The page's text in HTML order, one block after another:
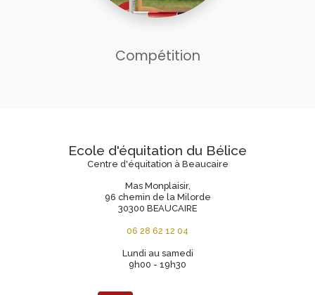
Compétition
Ecole d'équitation du Bélice
Centre d'équitation à Beaucaire
Mas Monplaisir,
96 chemin de la Milorde
30300 BEAUCAIRE
06 28 62 12 04
Lundi au samedi
9h00 - 19h30